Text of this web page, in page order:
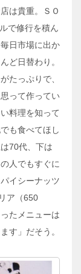
は貴重。ＳＯ
で修行を積ん
日市場に出か
ど日替わり。
たっぷりで、
って作ってい
料理を知って
も食べてほし
70代、下は
人でもすぐに
イシーナッツ
ア（650
たメニューは
す」だそう。